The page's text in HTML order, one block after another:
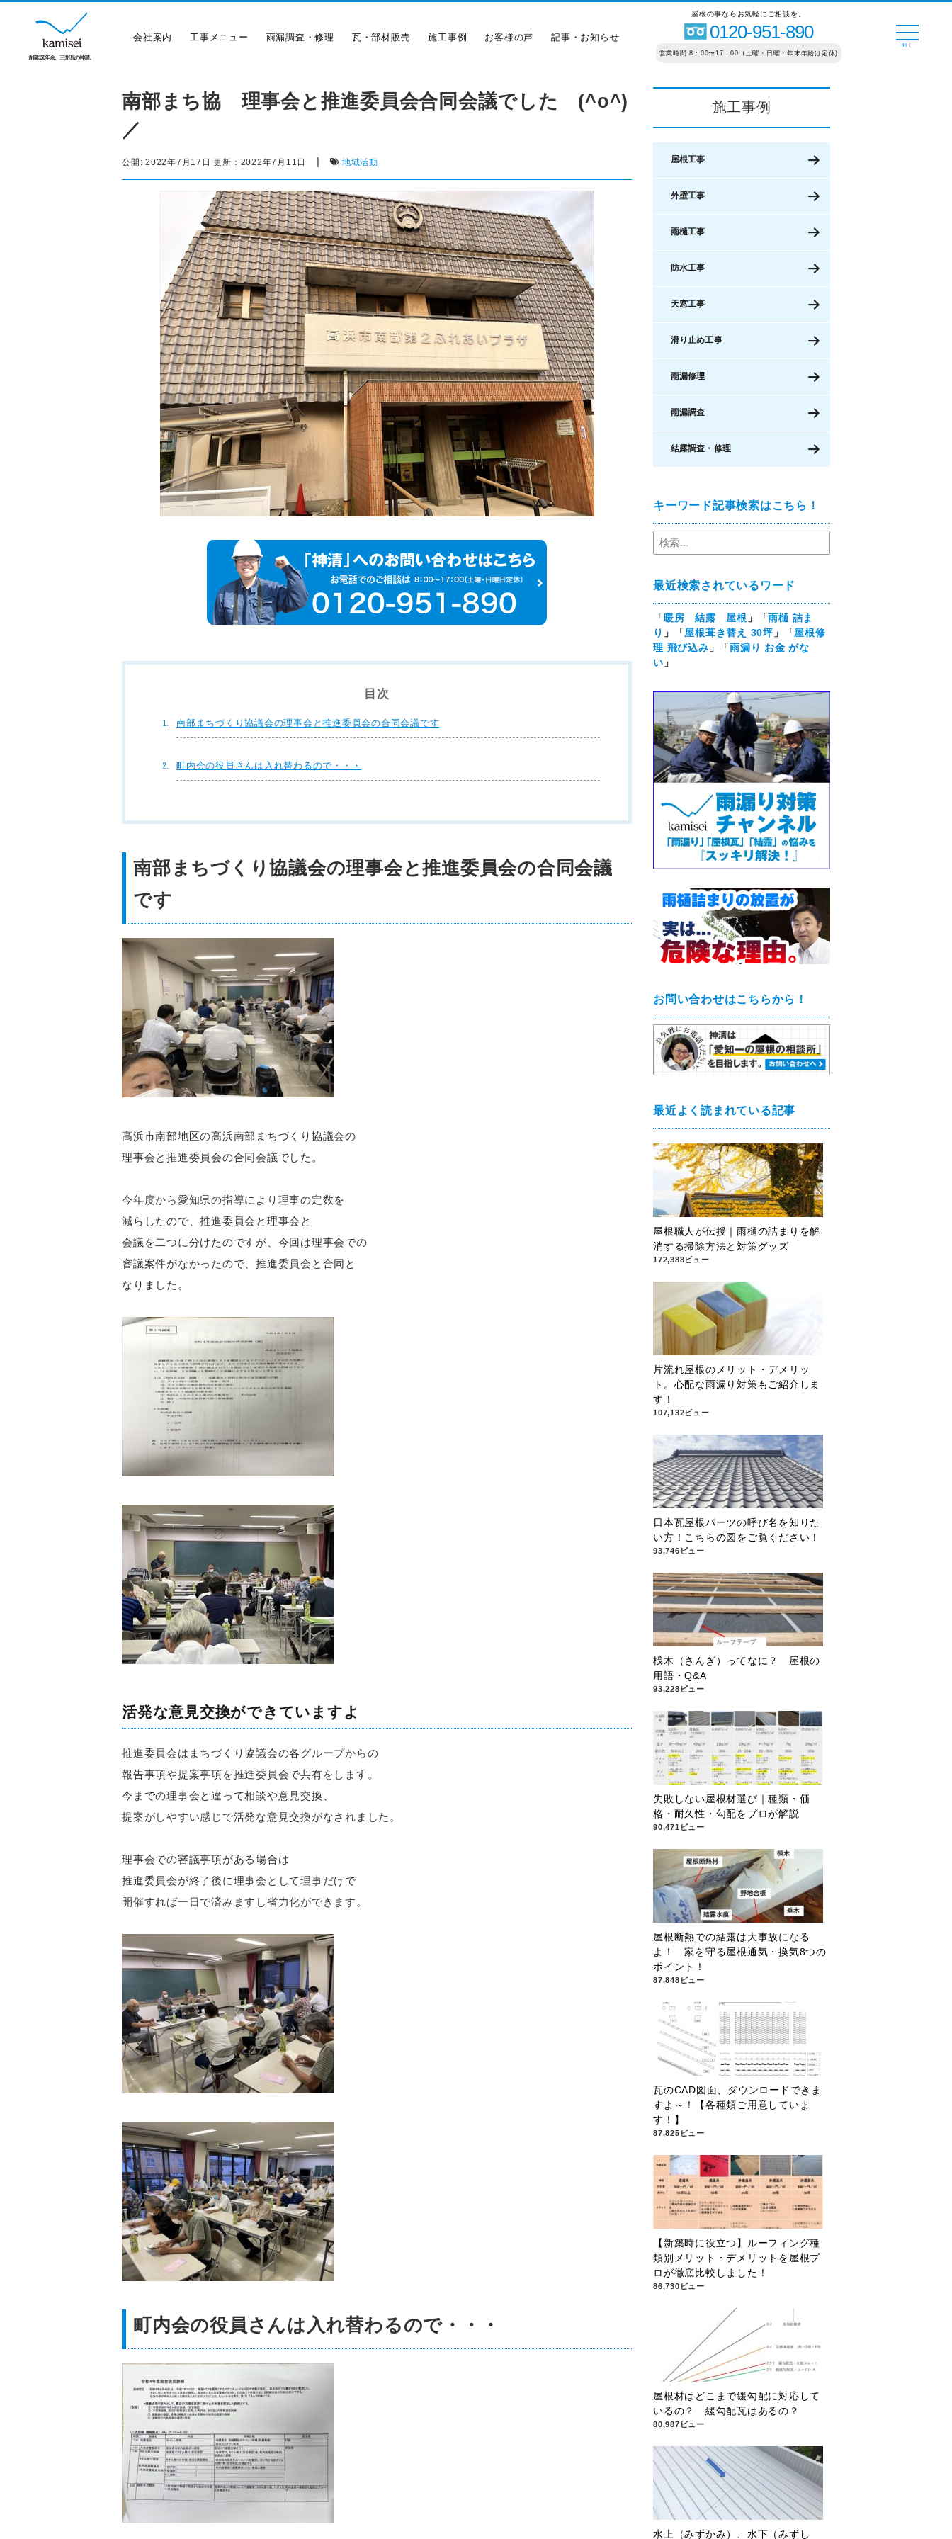
創業150年余、三州瓦の神清。
会社案内 工事メニュー 雨漏調査・修理 瓦・部材販売 施工事例 お客様の声 記事・お知らせ
屋根の事ならお気軽にご相談を。
0120-951-890
営業時間 8：00〜17：00（土曜・日曜・年末年始は定休)
南部まち協 理事会と推進委員会合同会議でした (^o^)
／
公開: 2022年7月17日 更新： 2022年7月11日 | 地域活動
目次
南部まちづくり協議会の理事会と推進委員会の合同会議です
町内会の役員さんは入れ替わるので・・・
南部まちづくり協議会の理事会と推進委員会の合同会議
です
高浜市南部地区の高浜南部まちづくり協議会の
理事会と推進委員会の合同会議でした。
今年度から愛知県の指導により理事の定数を
減らしたので、推進委員会と理事会と
会議を二つに分けたのですが、今回は理事会での
審議案件がなかったので、推進委員会と合同と
なりました。
活発な意見交換ができていますよ
推進委員会はまちづくり協議会の各グループからの
報告事項や提案事項を推進委員会で共有をします。
今までの理事会と違って相談や意見交換、
提案がしやすい感じで活発な意見交換がなされました。
理事会での審議事項がある場合は
推進委員会が終了後に理事会として理事だけで
開催すれば一日で済みますし省力化ができます。
町内会の役員さんは入れ替わるので・・・
施工事例
屋根工事
外壁工事
雨樋工事
防水工事
天窓工事
滑り止め工事
雨漏修理
雨漏調査
結露調査・修理
キーワード記事検索はこちら！
最近検索されているワード
「暖房 結露 屋根 」「雨樋 詰ま
り 」「屋根葺き替え 30坪」「屋根修
理 飛び込み 」「雨漏り お金 がな
い 」
お問い合わせはこちらから！
最近よく読まれている記事
屋根職人が伝授｜雨樋の詰まりを解
消する掃除方法と対策グッズ
172,388ビュー
片流れ屋根のメリット・デメリッ
ト。心配な雨漏り対策もご紹介しま
す！
107,132ビュー
日本瓦屋根パーツの呼び名を知りた
い方！こちらの図をご覧ください！
93,746ビュー
桟木（さんぎ）ってなに？ 屋根の
用語・Q&A
93,228ビュー
失敗しない屋根材選び｜種類・価
格・耐久性・勾配をプロが解説
90,471ビュー
屋根断熱での結露は大事故になる
よ！ 家を守る屋根通気・換気8つの
ポイント！
87,848ビュー
瓦のCAD図面、ダウンロードできま
すよ～！【各種類ご用意していま
す！】
87,825ビュー
【新築時に役立つ】ルーフィング種
類別メリット・デメリットを屋根プ
ロが徹底比較しました！
86,730ビュー
屋根材はどこまで緩勾配に対応して
いるの？ 緩勾配瓦はあるの？
80,987ビュー
水上（みずかみ）、水下（みずし